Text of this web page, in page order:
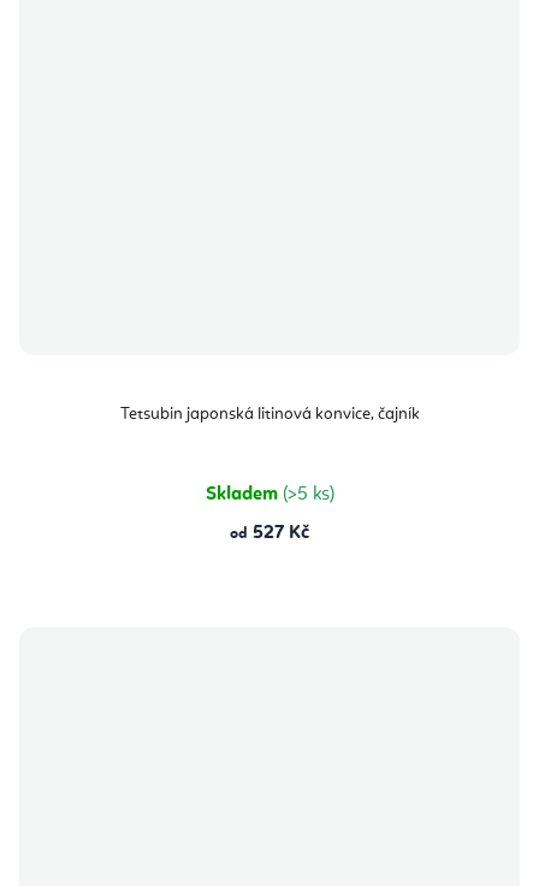
Tetsubin japonská litinová konvice, čajník
Skladem (>5 ks)
od 527 Kč